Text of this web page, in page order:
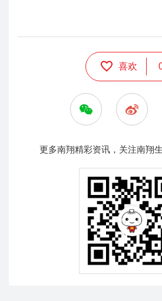
喜欢
更多南翔精彩资讯，关注南翔